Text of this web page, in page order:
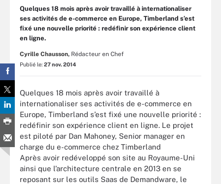
Quelques 18 mois après avoir travaillé à internationaliser
ses activités de e-commerce en Europe, Timberland s’est
fixé une nouvelle priorité : redéfinir son expérience client
en ligne.
Cyrille Chausson, Rédacteur en Chef
Publié le: 27 nov. 2014
Quelques 18 mois après avoir travaillé à
internationaliser ses activités de e-commerce en
Europe, Timberland s’est fixé une nouvelle priorité :
redéfinir son expérience client en ligne. Le projet
est piloté par Dan Mahoney, Senior manager en
charge du e-commerce chez Timberland
Après avoir redéveloppé son site au Royaume-Uni
ainsi que l’architecture centrale en 2013 en se
reposant sur les outils Saas de Demandware, le